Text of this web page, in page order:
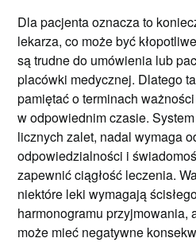
Dla pacjenta oznacza to
lekarza, co może być
są trudne do umówienia lub
placówki medycznej. Dlatego
pamiętać o terminach
w odpowiednim czasie.
licznych zalet, nadal wymaga
odpowiedzialności i
zapewnić ciągłość leczenia.
niektóre leki wymagają
harmonogramu przyjmowania,
może mieć negatywne